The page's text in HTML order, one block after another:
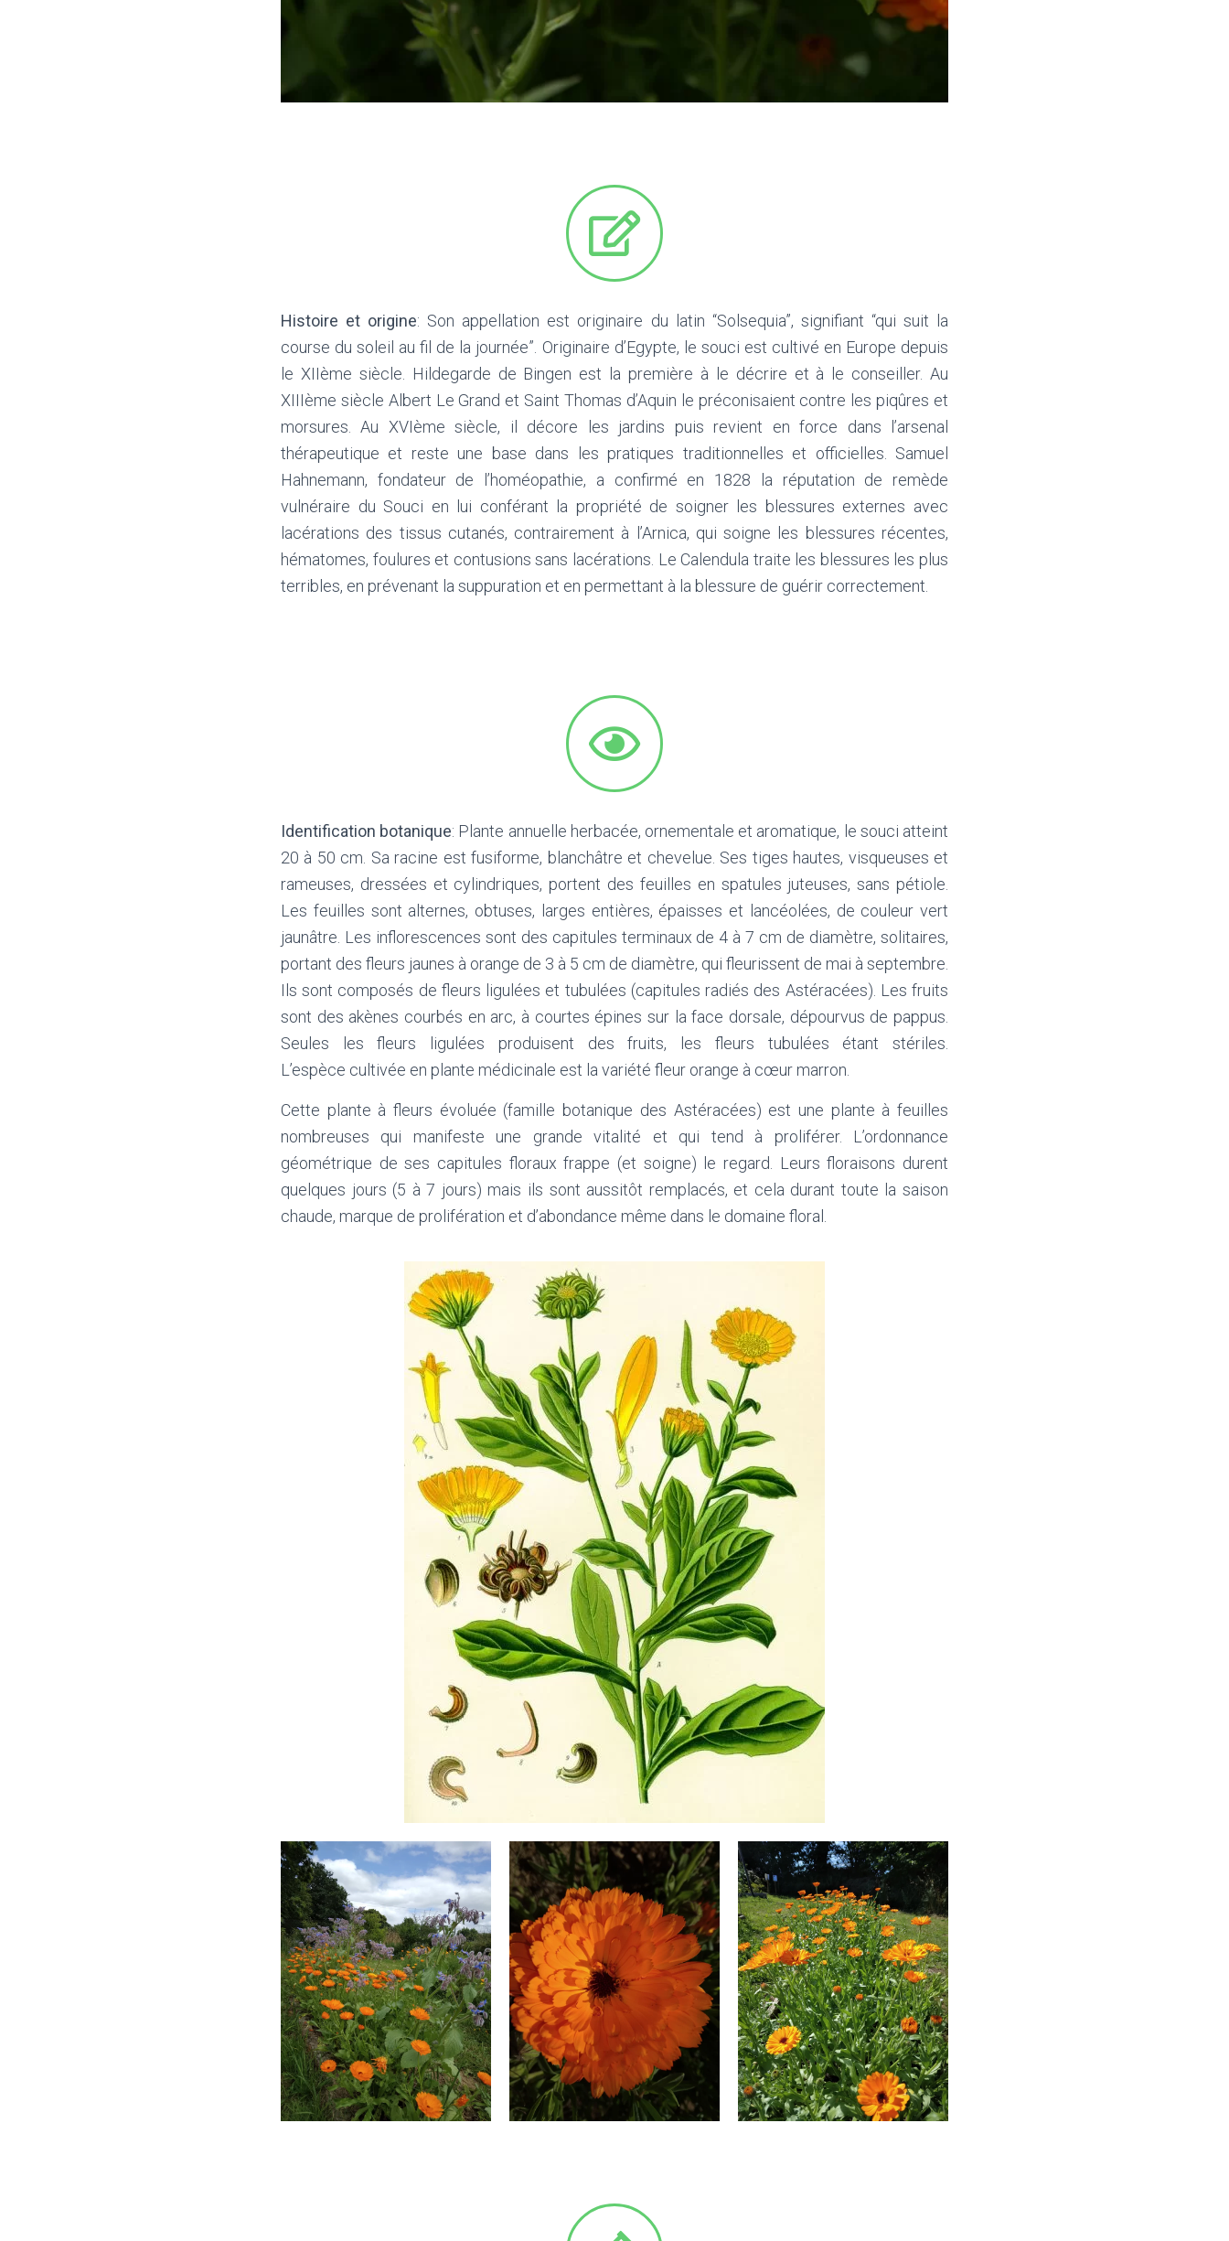
Histoire et origine: Son appellation est originaire du latin “Solsequia”, signifiant “qui suit la
course du soleil au fil de la journée”. Originaire d’Egypte, le souci est cultivé en Europe depuis
le XIIème siècle. Hildegarde de Bingen est la première à le décrire et à le conseiller. Au
XIIIème siècle Albert Le Grand et Saint Thomas d’Aquin le préconisaient contre les piqûres et
morsures. Au XVIème siècle, il décore les jardins puis revient en force dans l’arsenal
thérapeutique et reste une base dans les pratiques traditionnelles et officielles. Samuel
Hahnemann, fondateur de l’homéopathie, a confirmé en 1828 la réputation de remède
vulnéraire du Souci en lui conférant la propriété de soigner les blessures externes avec
lacérations des tissus cutanés, contrairement à l’Arnica, qui soigne les blessures récentes,
hématomes, foulures et contusions sans lacérations. Le Calendula traite les blessures les plus
terribles, en prévenant la suppuration et en permettant à la blessure de guérir correctement.
Identification botanique: Plante annuelle herbacée, ornementale et aromatique, le souci atteint
20 à 50 cm. Sa racine est fusiforme, blanchâtre et chevelue. Ses tiges hautes, visqueuses et
rameuses, dressées et cylindriques, portent des feuilles en spatules juteuses, sans pétiole.
Les feuilles sont alternes, obtuses, larges entières, épaisses et lancéolées, de couleur vert
jaunâtre. Les inflorescences sont des capitules terminaux de 4 à 7 cm de diamètre, solitaires,
portant des fleurs jaunes à orange de 3 à 5 cm de diamètre, qui fleurissent de mai à septembre.
Ils sont composés de fleurs ligulées et tubulées (capitules radiés des Astéracées). Les fruits
sont des akènes courbés en arc, à courtes épines sur la face dorsale, dépourvus de pappus.
Seules les fleurs ligulées produisent des fruits, les fleurs tubulées étant stériles.
L’espèce cultivée en plante médicinale est la variété fleur orange à cœur marron.
Cette plante à fleurs évoluée (famille botanique des Astéracées) est une plante à feuilles
nombreuses qui manifeste une grande vitalité et qui tend à proliférer. L’ordonnance
géométrique de ses capitules floraux frappe (et soigne) le regard. Leurs floraisons durent
quelques jours (5 à 7 jours) mais ils sont aussitôt remplacés, et cela durant toute la saison
chaude, marque de prolifération et d’abondance même dans le domaine floral.